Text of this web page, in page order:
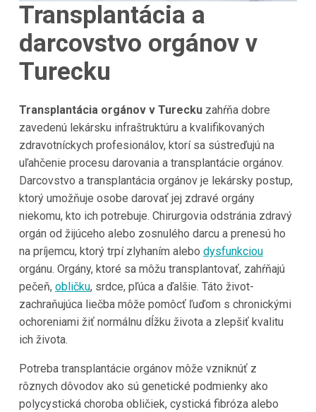
Transplantácia a
darcovstvo orgánov v
Turecku
Transplantácia orgánov v Tureckuzahŕňa dobre
zavedenú lekársku infraštruktúru a kvalifikovaných
zdravotníckych profesionálov, ktorí sa sústreďujú na
uľahčenie procesu darovania a transplantácie orgánov.
Darcovstvo a transplantácia orgánov je lekársky postup,
ktorý umožňuje osobe darovať jej zdravé orgány
niekomu, kto ich potrebuje. Chirurgovia odstránia zdravý
orgán od žijúceho alebo zosnulého darcu a prenesú ho
na príjemcu, ktorý trpí zlyhaním alebo dysfunkciou
orgánu. Orgány, ktoré sa môžu transplantovať, zahŕňajú
pečeň, obličku, srdce, pľúca a ďalšie. Táto život-
zachraňujúca liečba môže pomôcť ľuďom s chronickými
ochoreniami žiť normálnu dĺžku života a zlepšiť kvalitu
ich života.
Potreba transplantácie orgánov môže vzniknúť z
rôznych dôvodov ako sú genetické podmienky ako
polycystická choroba obličiek, cystická fibróza alebo